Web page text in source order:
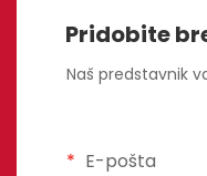
Pridobite
Naš predstavnik
E-pošta